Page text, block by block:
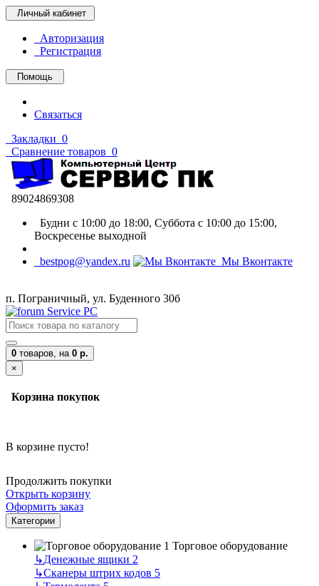
Личный кабинет
Авторизация
Регистрация
Помощь
Связаться
Закладки 0
Сравнение товаров 0
89024869308
Будни с 10:00 до 18:00, Суббота с 10:00 до 15:00,
Воскресенье выходной
bestpog@yandex.ru Мы Вконтакте
п. Пограничный, ул. Буденного 30б
0 товаров, на 0 р.
×
Корзина покупок
В корзине пусто!
Продолжить покупки
Открыть корзину
Оформить заказ
Категории
Торговое оборудование
↳Денежные ящики 2
↳Сканеры штрих кодов 5